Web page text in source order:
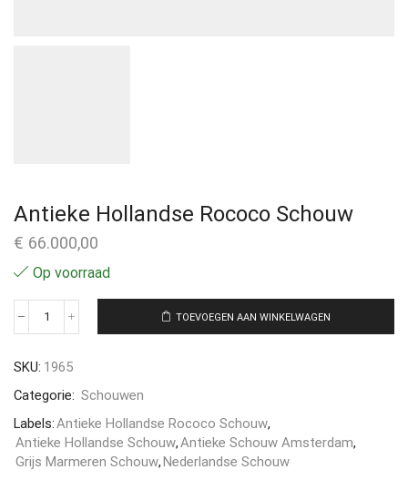
Antieke Hollandse Rococo Schouw
€ 66.000,00
Op voorraad
TOEVOEGEN AAN WINKELWAGEN
SKU: 1965
Categorie: Schouwen
Labels:Antieke Hollandse Rococo Schouw,
Antieke Hollandse Schouw,Antieke Schouw Amsterdam,
Grijs Marmeren Schouw,Nederlandse Schouw